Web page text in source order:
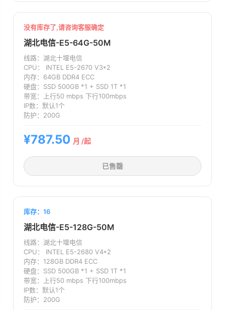
没有库存了,请咨询客服确定
湖北电信-E5-64G-50M
线路： 湖北十堰电信
CPU： INTEL E5-2670 V3*2
内存： 64GB DDR4 ECC
硬盘： SSD 500GB *1 + SSD 1T *1
带宽：
上行50 mbps 下行100mbps
IP数： 默认1个
防护： 200G
¥787.50 月 /起
已售罄
库存：16
湖北电信-E5-128G-50M
线路： 湖北十堰电信
CPU： INTEL E5-2680 V4*2
内存： 128GB DDR4 ECC
硬盘： SSD 500GB *1 + SSD 1T *1
带宽：
上行50 mbps 下行100mbps
IP数： 默认1个
防护： 200G